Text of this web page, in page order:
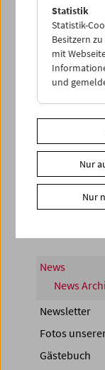
< zurück zur
Share on
News
News
Newsletter
Fotos
Gästebuch
Statistik
Statistik-
Besitzern
mit
und
Nur
Nur